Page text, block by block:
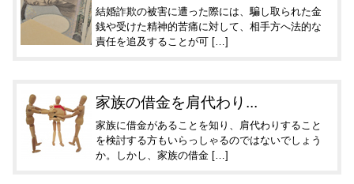
結婚詐欺の被害に遭った際には、騙し取られた金
銭や受けた精神的苦痛に対して、相手方へ法的な
責任を追及することが可 […]
家族の借金を肩代わり...
家族に借金があることを知り、肩代わりすること
を検討する方もいらっしゃるのではないでしょう
か。しかし、家族の借金 […]